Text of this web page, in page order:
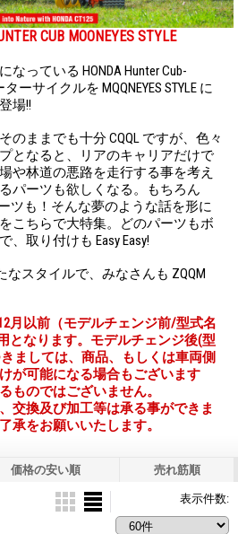
CUB MOONEYES STYLE
っている HONDA Hunter Cub-
ーサイクルを MQQNEYES STYLE に
場!!
のままでも十分 CQQL ですが、色々
となると、リアのキャリアだけで
や林道の悪路を走行する事を考え
パーツも欲しくなる。もちろん
ツも！そんな夢のような話を形に
こちらで大特集。どのパーツもボ
取り付けも Easy Easy!
なスタイルで、みなさんも ZQQM
月以前（モデルチェンジ前/型式名
となります。モデルチェンジ後(型
ましては、商品、もしくは車両側
が可能になる場合もございます
ものではございません。
交換及び加工等は承る事ができま
承をお願いいたします。
価格の安い順 売れ筋順
表示件数: